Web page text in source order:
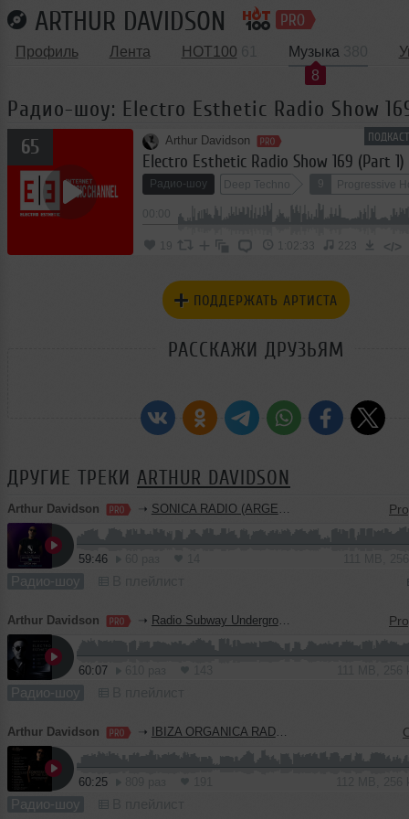
ARTHUR DAVIDSON
Профиль Лента HOT100
Музыка
8
Радио-шоу: Electro Esthetic Radio Show
65 Arthur Davidson
Electro Esthetic Radio Show 169 (Part 1)
Радио-шоу Deep Techno 9 Progressive
Indie Electronic
19 1:02:33 223 </>
ПОДДЕРЖАТЬ АРТИСТА
РАССКАЖИ ДРУЗЬЯМ
ДРУГИЕ ТРЕКИ ARTHUR DAVIDSON
Arthur Davidson ➝ SONICA RADIO (ARGENTINA)
59:46
Радио-шоу
Arthur Davidson ➝ Radio Subway Underground (Italy) Part 8
60:07
Радио-шоу
Arthur Davidson ➝ IBIZA ORGANICA RADIO (GUEST MIX)
60:25
Радио-шоу